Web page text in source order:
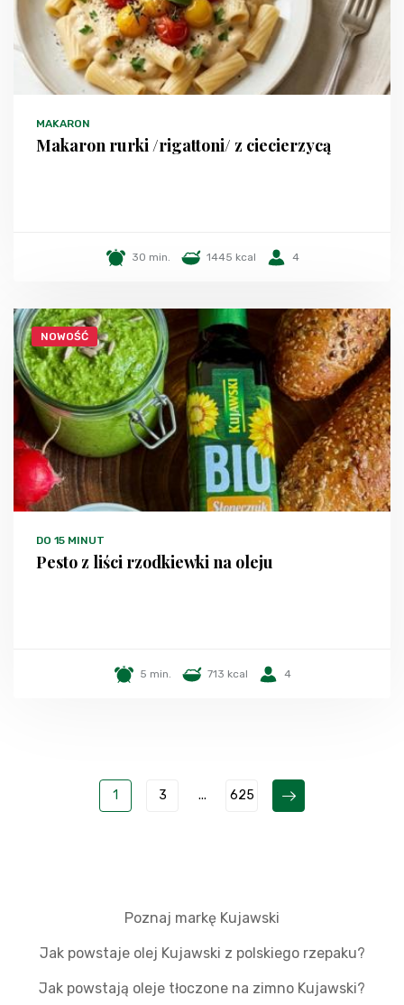
MAKARON
Makaron rurki /rigattoni/ z ciecierzycą
30 min. 1445 kcal 4
NOWOŚĆ
DO 15 MINUT
Pesto z liści rzodkiewki na oleju
5 min. 713 kcal 4
1 3 ... 625
Poznaj markę Kujawski
Jak powstaje olej Kujawski z polskiego rzepaku?
Jak powstają oleje tłoczone na zimno Kujawski?